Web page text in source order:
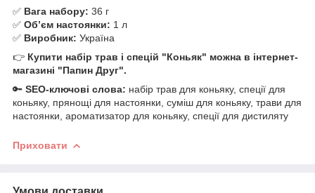
✅ Вага набору: 36 г
✅ Обʼєм настоянки: 1 л
✅ Виробник: Україна
👉 Купити набір трав і спецій "Коньяк" можна в інтернет-
магазині "Папин Друг".
🔑 SEO-ключові слова: набір трав для коньяку, спеції для
коньяку, прянощі для настоянки, суміш для коньяку, трави для
настоянки, ароматизатор для коньяку, спеції для дистиляту
Приховати